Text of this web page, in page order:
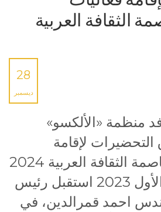
الثقافة العربية
28
ديسمبر
منظمة «الألكسو»
لإقامة
فعاليات طرابلس عاصمة الثقافة العربية 2024
الخميس 28 كانون الأول 2023 استقبل رئيس
احمد قمرالدين، في